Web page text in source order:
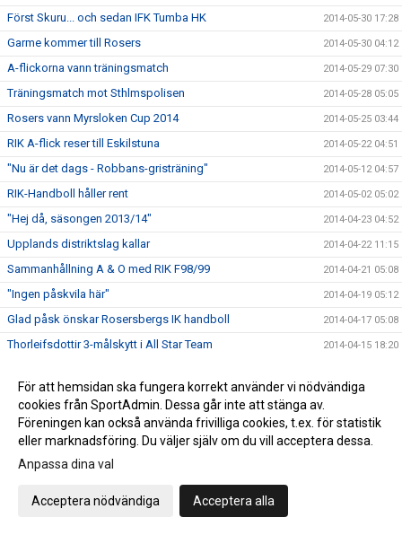
Först Skuru... och sedan IFK Tumba HK 2014-05-30 17:28
Garme kommer till Rosers 2014-05-30 04:12
A-flickorna vann träningsmatch 2014-05-29 07:30
Träningsmatch mot Sthlmspolisen 2014-05-28 05:05
Rosers vann Myrsloken Cup 2014 2014-05-25 03:44
RIK A-flick reser till Eskilstuna 2014-05-22 04:51
"Nu är det dags - Robbans-gristräning" 2014-05-12 04:57
RIK-Handboll håller rent 2014-05-02 05:02
"Hej då, säsongen 2013/14" 2014-04-23 04:52
Upplands distriktslag kallar 2014-04-22 11:15
Sammanhållning A & O med RIK F98/99 2014-04-21 05:08
"Ingen påskvila här" 2014-04-19 05:12
Glad påsk önskar Rosersbergs IK handboll 2014-04-17 05:08
Thorleifsdottir 3-målskytt i All Star Team 2014-04-15 18:20
Lärorika riksläger dagar i Katrineholm 2014-04-14 04:09
Grattis, Linnea - bra tävling 2014-04-13 03:20
Dags för riksläger i Katrineholm 2014-04-11 04:50
Robban Z pratar i Karlavagnen - tisdag kväll
"Oerhört stolt som ledare"
För att hemsidan ska fungera korrekt använder vi nödvändiga
cookies från SportAdmin. Dessa går inte att stänga av.
Föreningen kan också använda frivilliga cookies, t.ex. för statistik
eller marknadsföring. Du väljer själv om du vill acceptera dessa.
Anpassa dina val
Acceptera nödvändiga Acceptera alla